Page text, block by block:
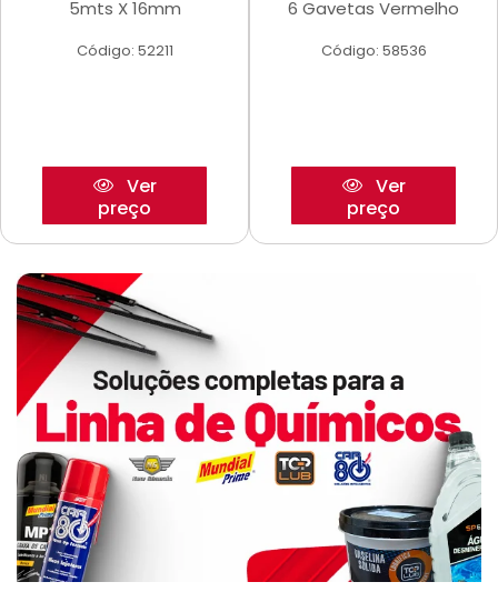
5mts X 16mm
Código: 52211
Ver
preço
6 Gavetas Vermelho
Código: 58536
Ver
preço